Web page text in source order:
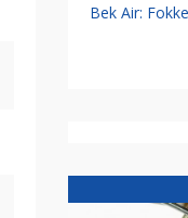
Bek Air: